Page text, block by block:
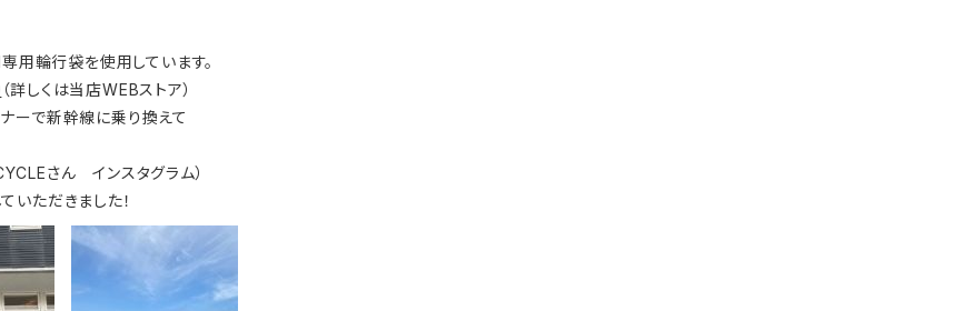
輪行袋を使用しています。
（詳しくは当店WEBストア）
ーで新幹線に乗り換えて
さん インスタグラム）
いただきました！